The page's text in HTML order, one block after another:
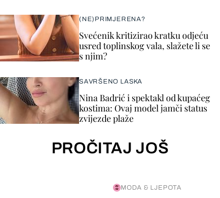
(NE)PRIMJERENA?
Svećenik kritizirao kratku odjeću
usred toplinskog vala, slažete li se
s njim?
SAVRŠENO LASKA
Nina Badrić i spektakl od kupaćeg
kostima: Ovaj model jamči status
zvijezde plaže
PROČITAJ JOŠ
MODA & LJEPOTA